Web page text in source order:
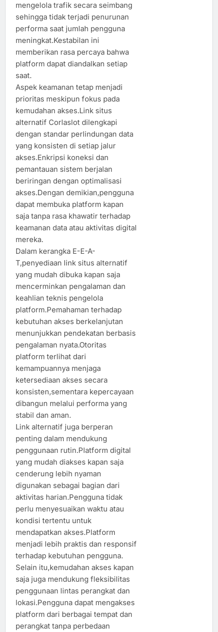
mengelola trafik secara seimbang
sehingga tidak terjadi penurunan
performa saat jumlah pengguna
meningkat.Kestabilan ini
memberikan rasa percaya bahwa
platform dapat diandalkan setiap
saat.
Aspek keamanan tetap menjadi
prioritas meskipun fokus pada
kemudahan akses.Link situs
alternatif Corlaslot dilengkapi
dengan standar perlindungan data
yang konsisten di setiap jalur
akses.Enkripsi koneksi dan
pemantauan sistem berjalan
beriringan dengan optimalisasi
akses.Dengan demikian,pengguna
dapat membuka platform kapan
saja tanpa rasa khawatir terhadap
keamanan data atau aktivitas digital
mereka.
Dalam kerangka E-E-A-
T,penyediaan link situs alternatif
yang mudah dibuka kapan saja
mencerminkan pengalaman dan
keahlian teknis pengelola
platform.Pemahaman terhadap
kebutuhan akses berkelanjutan
menunjukkan pendekatan berbasis
pengalaman nyata.Otoritas
platform terlihat dari
kemampuannya menjaga
ketersediaan akses secara
konsisten,sementara kepercayaan
dibangun melalui performa yang
stabil dan aman.
Link alternatif juga berperan
penting dalam mendukung
penggunaan rutin.Platform digital
yang mudah diakses kapan saja
cenderung lebih nyaman
digunakan sebagai bagian dari
aktivitas harian.Pengguna tidak
perlu menyesuaikan waktu atau
kondisi tertentu untuk
mendapatkan akses.Platform
menjadi lebih praktis dan responsif
terhadap kebutuhan pengguna.
Selain itu,kemudahan akses kapan
saja juga mendukung fleksibilitas
penggunaan lintas perangkat dan
lokasi.Pengguna dapat mengakses
platform dari berbagai tempat dan
perangkat tanpa perbedaan